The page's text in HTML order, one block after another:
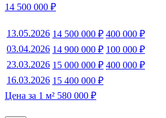
14 500 000 ₽
13.05.2026 14 500 000 ₽ 400 000 ₽
03.04.2026 14 900 000 ₽ 100 000 ₽
23.03.2026 15 000 000 ₽ 400 000 ₽
16.03.2026 15 400 000 ₽
Цена за 1 м² 580 000 ₽